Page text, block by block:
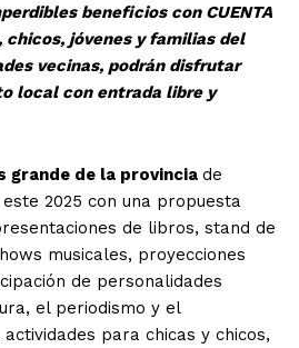
beneficios con CUENTA
chicos, jóvenes y familias del
vecinas, podrán disfrutar
local con entrada libre y
grande de la provincia de
2025 con una propuesta
de libros, stand de
musicales, proyecciones
de personalidades
el periodismo y el
para chicas y chicos,